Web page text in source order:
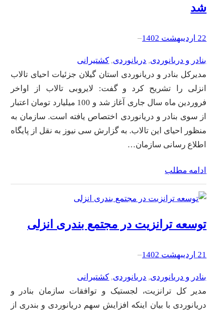
شد
22 اردیبهشت 1402 –
بنادر و دریانوردی, دریانوردی, کشتیرانی
مدیرکل بنادر و دریانوردی استان گیلان جزئیات احیای تالاب
انزلی را تشریح کرد و گفت: لایروبی تالاب از اواخر
فروردین ماه سال جاری آغاز شد و 100 میلیارد تومان اعتبار
از سوی بنادر و دریانوردی اختصاص یافته است. سازمان به
منظور احیای این تالاب. به گزارش سی نیوز به نقل از پایگاه
اطلاع رسانی سازمان…
ادامه مطلب
توسعه ترانزیت در مجتمع بندری انزلی
21 اردیبهشت 1402 –
بنادر و دریانوردی, دریانوردی, کشتیرانی
مدیر کل ترانزیت، لجستیک و توافقات سازمان بنادر و
دریانوردی با بیان اینکه افزایش سهم دریانوردی و بندری از